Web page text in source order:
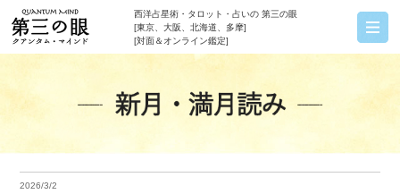
西洋占星術・タロット・占いの 第三の眼
[東京、大阪、北海道、多摩]
[対面＆オンライン鑑定]
2026/3/2